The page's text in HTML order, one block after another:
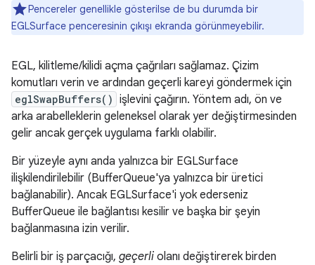
Pencereler genellikle gösterilse de bu durumda bir
EGLSurface penceresinin çıkışı ekranda görünmeyebilir.
EGL, kilitleme/kilidi açma çağrıları sağlamaz. Çizim
komutları verin ve ardından geçerli kareyi göndermek için
eglSwapBuffers() işlevini çağırın. Yöntem adı, ön ve
arka arabelleklerin geleneksel olarak yer değiştirmesinden
gelir ancak gerçek uygulama farklı olabilir.
Bir yüzeyle aynı anda yalnızca bir EGLSurface
ilişkilendirilebilir (BufferQueue'ya yalnızca bir üretici
bağlanabilir). Ancak EGLSurface'i yok ederseniz
BufferQueue ile bağlantısı kesilir ve başka bir şeyin
bağlanmasına izin verilir.
Belirli bir iş parçacığı, geçerli olanı değiştirerek birden